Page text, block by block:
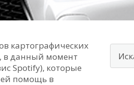
картографических
в данный момент
Spotify), которые
помощь в